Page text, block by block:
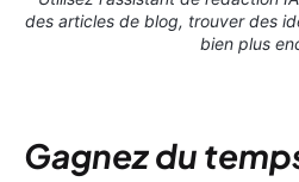
des articles de blog, trouver des
bien plus
Gagnez du